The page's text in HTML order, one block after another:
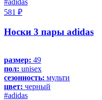
#adidas
581 ₽
Носки 3 пары adidas
размер: 49
пол: unisex
сезонность: мульти
цвет: черный
#adidas